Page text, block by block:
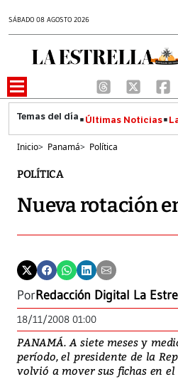
SÁBADO 08 AGOSTO 2026
Últimas Noticias
Inicio> Panamá> Política
POLÍTICA
Nueva rotación
PorRedacción Digital La
18/11/2008 01:00
PANAMÁ. A siete meses y
período, el presidente de la
volvió a mover sus fichas en el